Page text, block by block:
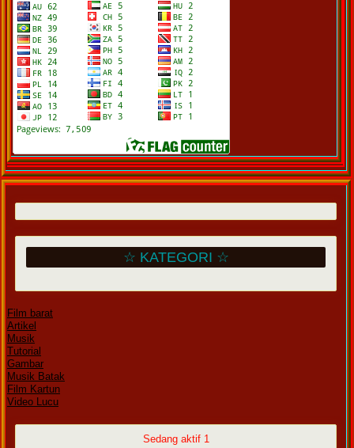
☆ KATEGORI ☆
Film barat
Artikel
Musik
Tutorial
Gambar
Musik Batak
Film Kartun
Video Lucu
Sedang aktif 1